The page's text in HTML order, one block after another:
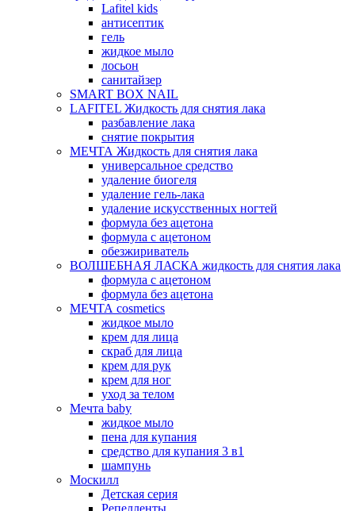
Lafitel kids
антисептик
гель
жидкое мыло
лосьон
санитайзер
SMART BOX NAIL
LAFITEL Жидкость для снятия лака
разбавление лака
снятие покрытия
МЕЧТА Жидкость для снятия лака
универсальное средство
удаление биогеля
удаление гель-лака
удаление искусственных ногтей
формула без ацетона
формула с ацетоном
обезжириватель
ВОЛШЕБНАЯ ЛАСКА жидкость для снятия лака
формула с ацетоном
формула без ацетона
МЕЧТА cosmetics
жидкое мыло
крем для лица
скраб для лица
крем для рук
крем для ног
уход за телом
Мечта baby
жидкое мыло
пена для купания
средство для купания 3 в1
шампунь
Москилл
Детская серия
Репелленты